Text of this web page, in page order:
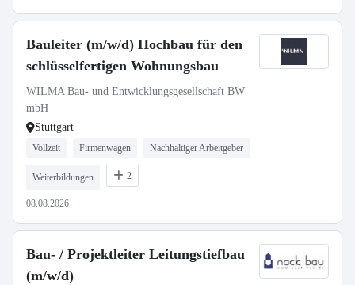
Bauleiter (m/w/d) Hochbau für den
schlüsselfertigen Wohnungsbau
WILMA Bau- und Entwicklungsgesellschaft BW
mbH
Stuttgart
Vollzeit Firmenwagen Nachhaltiger Arbeitgeber
Weiterbildungen 2
08.08.2026
Bau- / Projektleiter Leitungstiefbau
(m/w/d)